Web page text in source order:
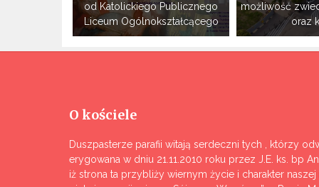
od Katolickiego Publicznego
Liceum Ogólnokształcącego
możliwość
oraz
O kościele
Duszpasterze parafii witają serdeczni tych , którzy
erygowana w dniu 21.11.2010 roku przez J.E. ks. bp
iż strona ta przybliży wiernym życie i charakter